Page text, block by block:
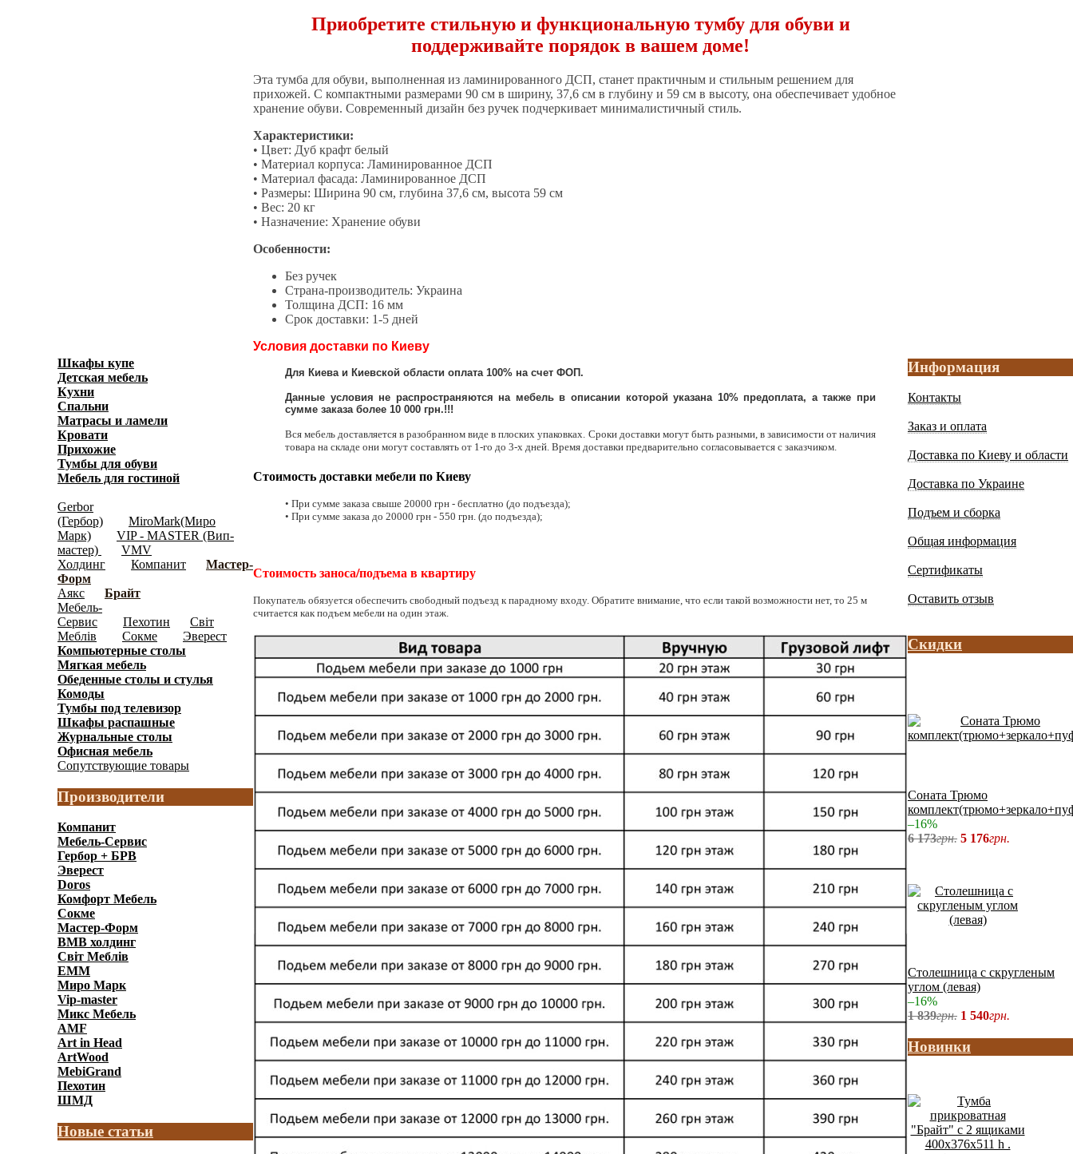
Шкафы купе
Детская мебель
Кухни
Спальни
Матрасы и ламели
Кровати
Прихожие
Тумбы для обуви
Мебель для гостиной
Gerbor
(Гербор)
MiroMark(Миро
Марк)
VIP - MASTER (Вип-
мастер)
VMV
Холдинг
Компанит
Мастер-
Форм
Аякс Брайт
Мебель-
Сервис
Пехотин
Світ
Меблів
Сокме Эверест
Компьютерные столы
Мягкая мебель
Обеденные cтолы и стулья
Комоды
Тумбы под телевизор
Шкафы распашные
Журнальные столы
Офисная мебель
Сопутствующие товары
Производители
Компанит
Мебель-Сервис
Гербор + БРВ
Эверест
Doros
Комфорт Мебель
Сокме
Мастер-Форм
ВМВ холдинг
Світ Меблів
ЕММ
Миро Марк
Vip-master
Микс Мебель
AMF
Art in Head
ArtWood
MebiGrand
Пехотин
ШМД
Новые статьи
Приобретите стильную и функциональную тумбу для обуви и
поддерживайте порядок в вашем доме!
Эта тумба для обуви, выполненная из ламинированного ДСП, станет практичным и стильным решением для
прихожей. С компактными размерами 90 см в ширину, 37,6 см в глубину и 59 см в высоту, она обеспечивает удобное
хранение обуви. Современный дизайн без ручек подчеркивает минималистичный стиль.
Характеристики:
• Цвет: Дуб крафт белый
• Материал корпуса: Ламинированное ДСП
• Материал фасада: Ламинированное ДСП
• Размеры: Ширина 90 см, глубина 37,6 см, высота 59 см
• Вес: 20 кг
• Назначение: Хранение обуви
Особенности:
Без ручек
Страна-производитель: Украина
Толщина ДСП: 16 мм
Срок доставки: 1-5 дней
Условия доставки по Киеву
Для Киева и Киевской области оплата 100% на счет ФОП.
Данные условия не распространяются на мебель в описании которой указана 10% предоплата, а также при
сумме заказа более 10 000 грн.!!!
Вся мебель доставляется в разобранном виде в плоских упаковках. Сроки доставки могут быть разными, в зависимости от наличия
товара на складе они могут составлять от 1-го до 3-х дней. Время доставки предварительно согласовывается с заказчиком.
Стоимость доставки мебели по Киеву
• При сумме заказа свыше 20000 грн - бесплатно (до подъезда);
• При сумме заказа до 20000 грн - 550 грн. (до подъезда);
Стоимость заноса/подъема в квартиру
Покупатель обязуется обеспечить свободный подъезд к парадному входу. Обратите внимание, что если такой возможности нет, то 25 м
считается как подъем мебели на один этаж.
Информация
Контакты
Заказ и оплата
Доставка по Киеву и области
Доставка по Украине
Подъем и сборка
Общая информация
Сертификаты
Оставить отзыв
Скидки
Соната Трюмо
–16%
6 173грн. 5 176грн.
Столешница с скругленым
углом (левая)
–16%
1 839грн. 1 540грн.
Новинки